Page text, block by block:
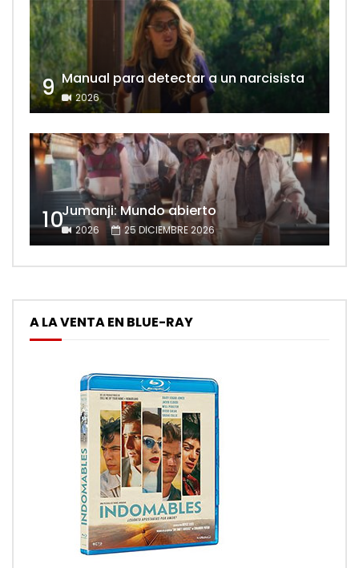
9 Manual para detectar a un narcisista
2026
10Jumanji: Mundo abierto
2026 25 DICIEMBRE 2026
A LA VENTA EN BLUE-RAY